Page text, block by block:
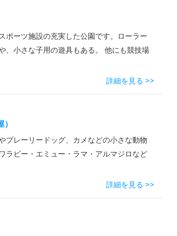
ポーツ施設の充実した公園です。ローラー
、小さな子用の遊具もある。 他にも競技場
詳細を見る >>
プレーリードッグ、カメなどの小さな動物
ラビー・エミュー・ラマ・アルマジロなど
詳細を見る >>